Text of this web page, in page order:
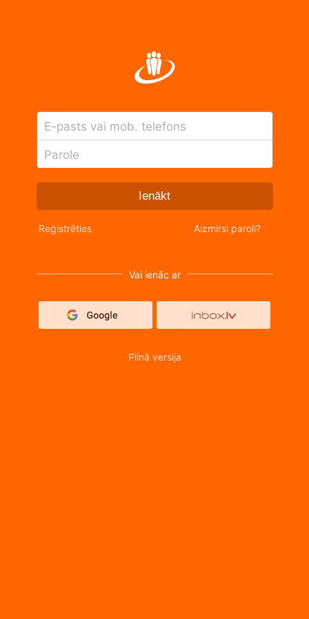
E-pasts vai mob. telefons
Parole
Ienākt
Reģistrēties Aizmirsi paroli?
Vai ienāc ar
Pilnā versija